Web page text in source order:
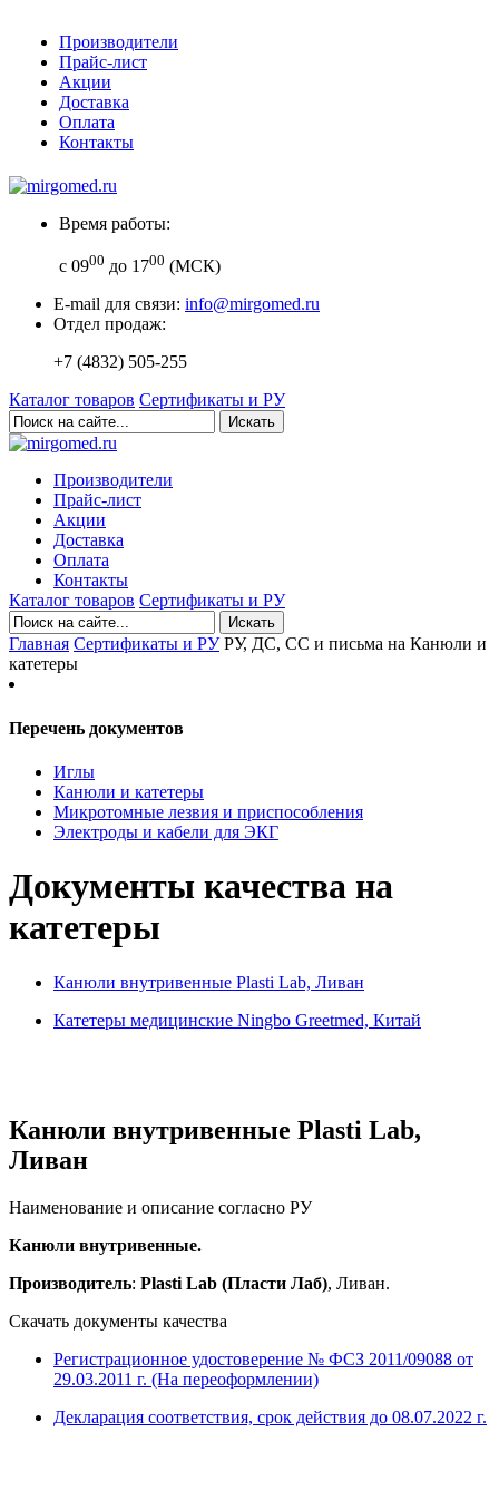
Производители
Прайс-лист
Акции
Доставка
Оплата
Контакты
Время работы:
с 0900 до 1700 (МСК)
E-mail для связи: info@mirgomed.ru
Отдел продаж:
+7 (4832) 505-255
Каталог товаров Сертификаты и РУ
Искать
Производители
Прайс-лист
Акции
Доставка
Оплата
Контакты
Каталог товаров Сертификаты и РУ
Искать
Главная Сертификаты и РУ РУ, ДС, СС и письма на Канюли и
катетеры
Перечень документов
Иглы
Канюли и катетеры
Микротомные лезвия и приспособления
Электроды и кабели для ЭКГ
Документы качества на
катетеры
Канюли внутривенные Plasti Lab, Ливан
Катетеры медицинские Ningbo Greetmed, Китай
Канюли внутривенные Plasti Lab,
Ливан
Наименование и описание согласно РУ
Канюли внутривенные.
Производитель: Plasti Lab (Пласти Лаб), Ливан.
Скачать документы качества
Регистрационное удостоверение № ФСЗ 2011/09088 от
29.03.2011 г. (На переоформлении)
Декларация соответствия, срок действия до 08.07.2022 г.